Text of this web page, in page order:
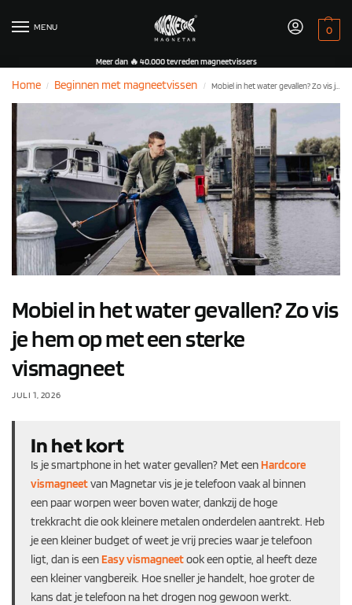
MENU 0
Meer dan 🔥 40.000 tevreden magneetvissers
Home / Beginnen met magneetvissen / Mobiel in het water gevallen? Zo vis je hem op met een sterke vismagneet
Mobiel in het water gevallen? Zo vis
je hem op met een sterke
vismagneet
JULI 1, 2026
In het kort
Is je smartphone in het water gevallen? Met een Hardcore
vismagneetvan Magnetar vis je je telefoon vaak al binnen
een paar worpen weer boven water, dankzij de hoge
trekkracht die ook kleinere metalen onderdelen aantrekt. Heb
je een kleiner budget of weet je vrij precies waar je telefoon
ligt, dan is een Easy vismagneetook een optie, al heeft deze
een kleiner vangbereik. Hoe sneller je handelt, hoe groter de
kans dat je telefoon na het drogen nog gewoon werkt.